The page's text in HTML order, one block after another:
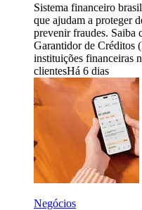
Sistema financeiro
que ajudam a proteger
prevenir fraudes. Saiba
Garantidor de Créditos
instituições financeiras
clientesHá 6 dias
Negócios